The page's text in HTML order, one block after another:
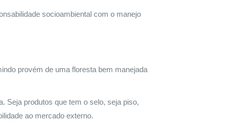
socioambiental com o manejo
provém de uma floresta bem manejada
Seja produtos que tem o selo, seja piso,
ao mercado externo.